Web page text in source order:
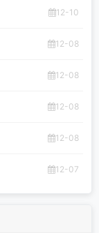
12-10
12-08
12-08
12-08
12-08
12-07